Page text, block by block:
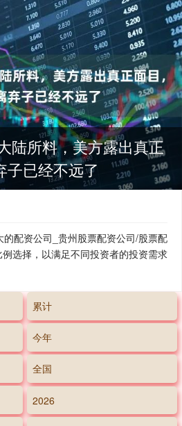
陆所料，美方露出真正
子已经不远了
配资公司_贵州股票配资公司/股票配
选择，以满足不同投资者的投资需求
累计
今年
全国
2026